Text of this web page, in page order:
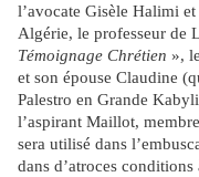
l’avocate Gisèle Halimi
Algérie, le professeur de
Témoignage Chrétien »,
et son épouse Claudine
Palestro en Grande
l’aspirant Maillot,
sera utilisé dans
dans d’atroces